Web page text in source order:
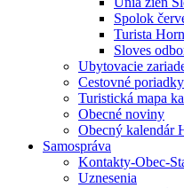
Spolok
Turista
Sloves
Ubytovacie
Cestovné poriadky
Turistická mapa
Obecné noviny
Obecný kalendár
Samospráva
Kontakty-Obec-
Uznesenia